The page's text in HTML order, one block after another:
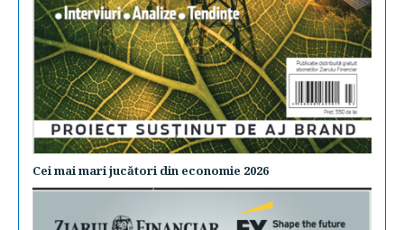
Cei mai mari jucători din economie 2026